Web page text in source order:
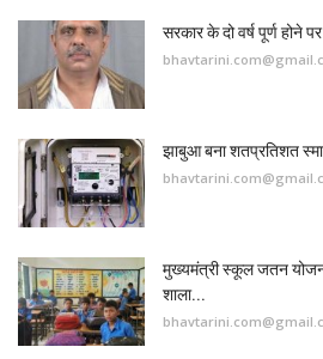
सरकार के दो वर्ष पूर्ण होने
झाबुआ बना शतप्रतिशत
मुख्यमंत्री स्कूल जतन
शाला...